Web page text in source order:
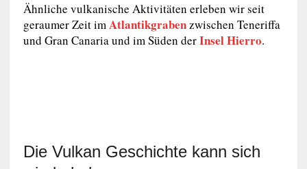
Ähnliche vulkanische Aktivitäten erleben wir seit
geraumer Zeit imAtlantikgrabenzwischen Teneriffa
und Gran Canaria und im Süden derInsel Hierro.
Die Vulkan Geschichte kann sich